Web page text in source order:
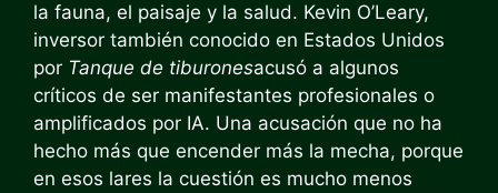
la fauna, el paisaje y la salud. Kevin O’Leary,
inversor también conocido en Estados Unidos
por Tanque de tiburonesacusó a algunos
críticos de ser manifestantes profesionales o
amplificados por IA. Una acusación que no ha
hecho más que encender más la mecha, porque
en esos lares la cuestión es mucho menos